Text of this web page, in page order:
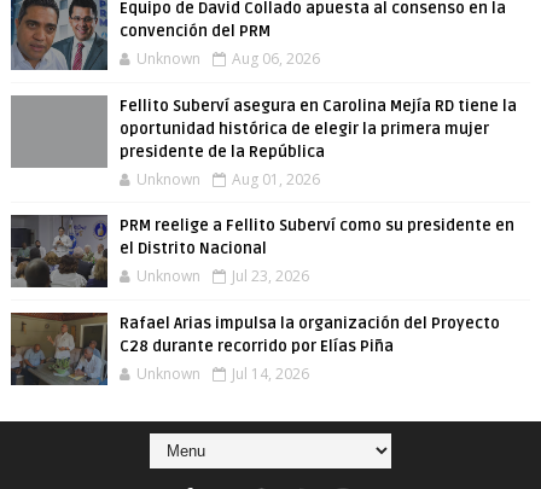
Equipo de David Collado apuesta al consenso en la
convención del PRM
Unknown Aug 06, 2026
Fellito Suberví asegura en Carolina Mejía RD tiene la
oportunidad histórica de elegir la primera mujer
presidente de la República
Unknown Aug 01, 2026
PRM reelige a Fellito Suberví como su presidente en
el Distrito Nacional
Unknown Jul 23, 2026
Rafael Arias impulsa la organización del Proyecto
C28 durante recorrido por Elías Piña
Unknown Jul 14, 2026